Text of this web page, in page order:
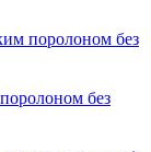
без